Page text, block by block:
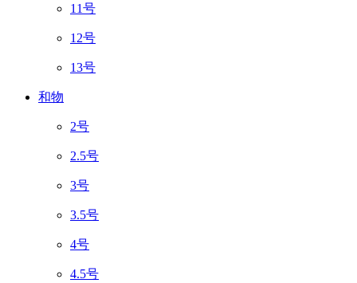
11号
12号
13号
和物
2号
2.5号
3号
3.5号
4号
4.5号